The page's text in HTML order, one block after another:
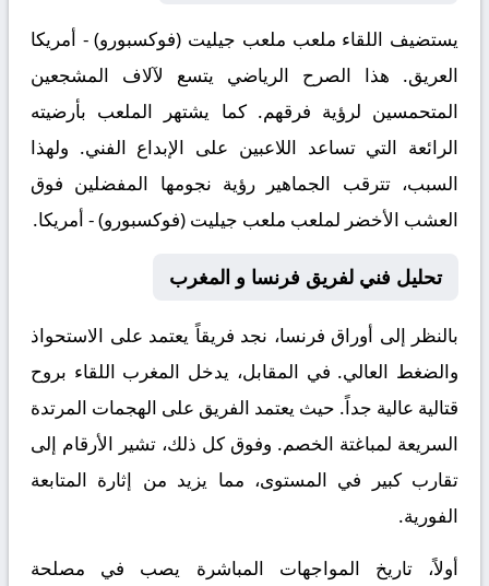
يستضيف اللقاء ملعب ملعب جيليت (فوكسبورو) - أمريكا
العريق. هذا الصرح الرياضي يتسع لآلاف المشجعين
المتحمسين لرؤية فرقهم. كما يشتهر الملعب بأرضيته
الرائعة التي تساعد اللاعبين على الإبداع الفني. ولهذا
السبب، تترقب الجماهير رؤية نجومها المفضلين فوق
العشب الأخضر لملعب ملعب جيليت (فوكسبورو) - أمريكا.
تحليل فني لفريق فرنسا و المغرب
بالنظر إلى أوراق فرنسا، نجد فريقاً يعتمد على الاستحواذ
والضغط العالي. في المقابل، يدخل المغرب اللقاء بروح
قتالية عالية جداً. حيث يعتمد الفريق على الهجمات المرتدة
السريعة لمباغتة الخصم. وفوق كل ذلك، تشير الأرقام إلى
تقارب كبير في المستوى، مما يزيد من إثارة المتابعة
الفورية.
أولاً، تاريخ المواجهات المباشرة يصب في مصلحة